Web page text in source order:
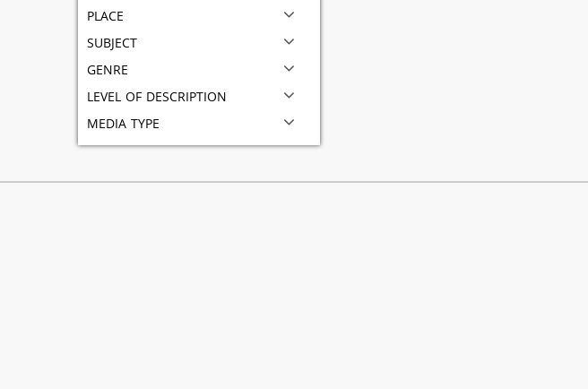
place
subject
genre
level of description
media type